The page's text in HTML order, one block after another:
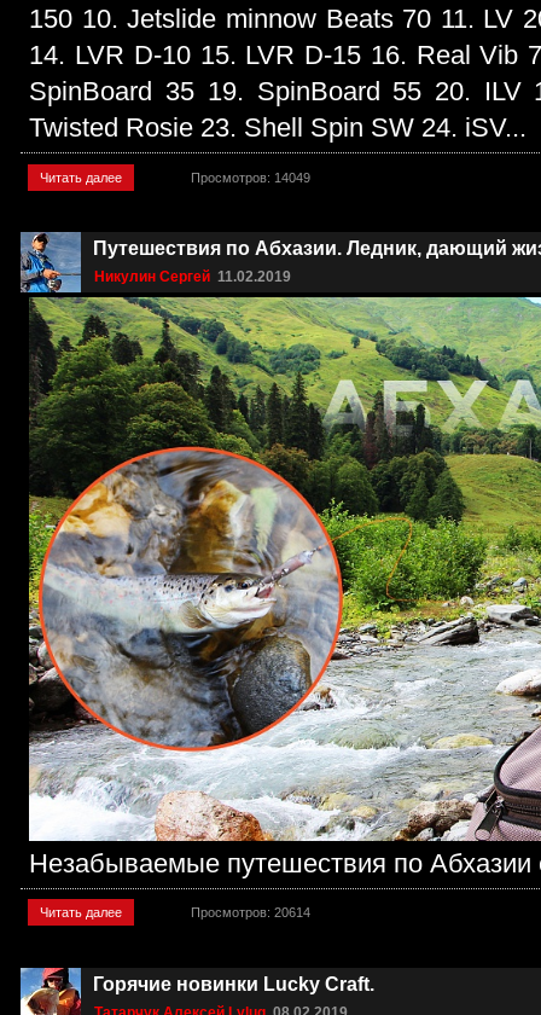
150 10. Jetslide minnow Beats 70 11. LV
14. LVR D-10 15. LVR D-15 16. Real Vib
SpinBoard 35 19. SpinBoard 55 20.
Twisted Rosie 23. Shell Spin SW 24. iSV...
Читать далее Просмотров: 14049
Путешествия по Абхазии. Ледник, дающий
Никулин Сергей 11.02.2019
Незабываемые путешествия по Абхазии
Читать далее Просмотров: 20614
Горячие новинки Lucky Craft.